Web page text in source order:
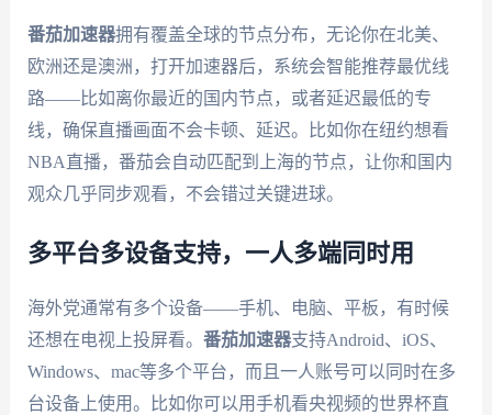
番茄加速器拥有覆盖全球的节点分布，无论你在北美、
欧洲还是澳洲，打开加速器后，系统会智能推荐最优线
路——比如离你最近的国内节点，或者延迟最低的专
线，确保直播画面不会卡顿、延迟。比如你在纽约想看
NBA直播，番茄会自动匹配到上海的节点，让你和国内
观众几乎同步观看，不会错过关键进球。
多平台多设备支持，一人多端同时用
海外党通常有多个设备——手机、电脑、平板，有时候
还想在电视上投屏看。 番茄加速器支持Android、iOS、
Windows、mac等多个平台，而且一人账号可以同时在多
台设备上使用。比如你可以用手机看央视频的世界杯直